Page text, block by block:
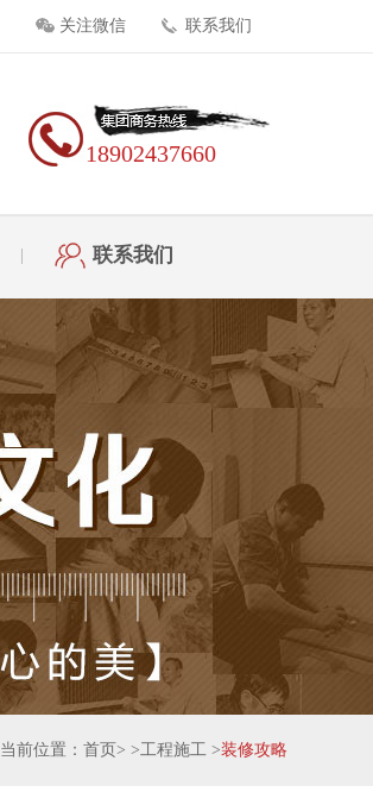
关注微信 联系我们
18902437660
联系我们
当前位置： 首页 > >工程施工 >装修攻略